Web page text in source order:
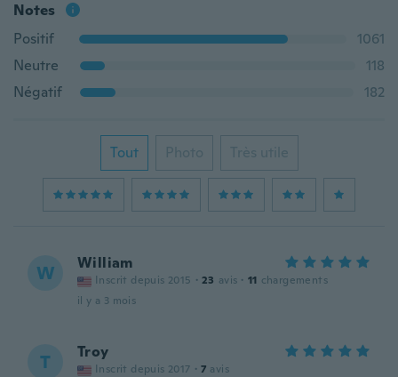
Notes
Positif
1061
Neutre
118
Négatif
182
Tout Photo Très utile
W William
Inscrit depuis 2015 · 23 avis · 11 chargements
il y a 3 mois
T Troy
Inscrit depuis 2017 · 7 avis